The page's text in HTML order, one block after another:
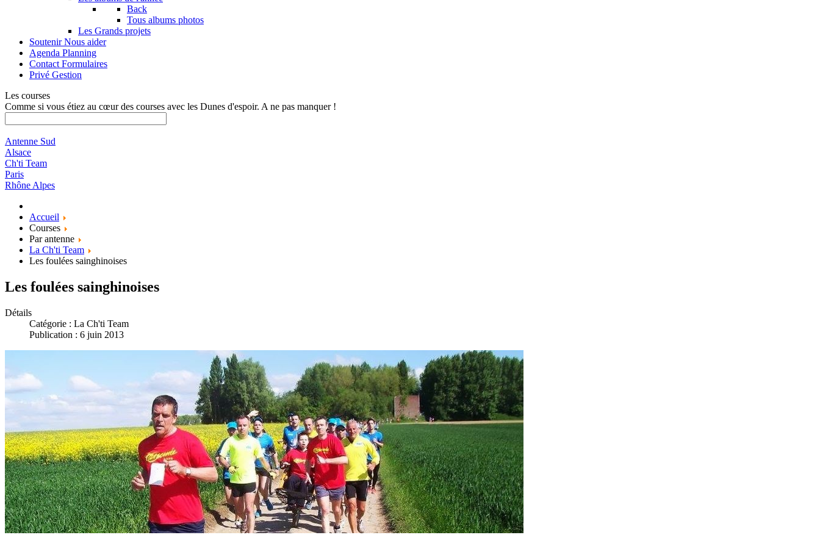
Back
Tous albums photos
Les Grands projets
Soutenir Nous aider
Agenda Planning
Contact Formulaires
Privé Gestion
Les courses
Comme si vous étiez au cœur des courses avec les Dunes d'espoir. A ne pas manquer !
Antenne Sud
Alsace
Ch'ti Team
Paris
Rhône Alpes
Accueil
Courses
Par antenne
La Ch'ti Team
Les foulées sainghinoises
Les foulées sainghinoises
Détails
Catégorie : La Ch'ti Team
Publication : 6 juin 2013